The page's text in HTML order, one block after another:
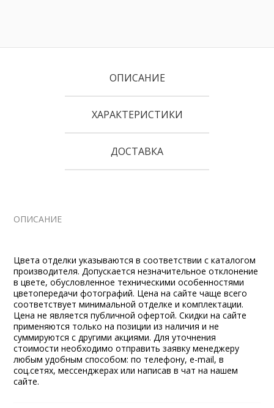
ОПИСАНИЕ
ХАРАКТЕРИСТИКИ
ДОСТАВКА
ОПИСАНИЕ
Цвета отделки указываются в соответствии с каталогом
производителя. Допускается незначительное отклонение
в цвете, обусловленное техническими особенностями
цветопередачи фотографий. Цена на сайте чаще всего
соответствует минимальной отделке и комплектации.
Цена не является публичной офертой. Скидки на сайте
применяются только на позиции из наличия и не
суммируются с другими акциями. Для уточнения
стоимости необходимо отправить заявку менеджеру
любым удобным способом: по телефону, e-mail, в
соц.сетях, мессенджерах или написав в чат на нашем
сайте.